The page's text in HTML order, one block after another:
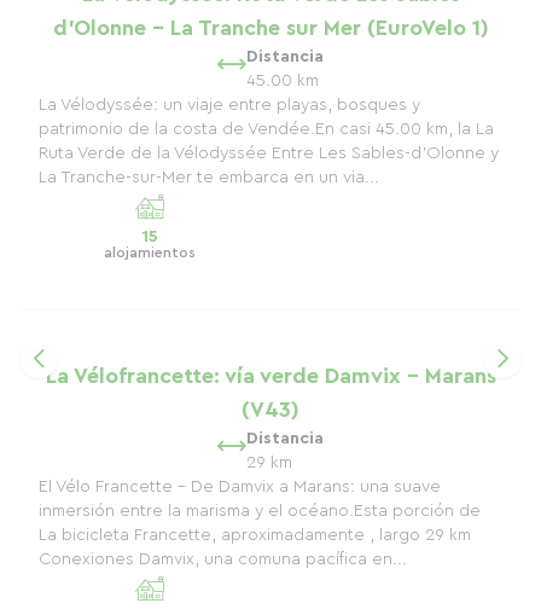
d'Olonne - La Tranche sur Mer (EuroVelo 1)
Distancia
45.00 km
La Vélodyssée: un viaje entre playas, bosques y
patrimonio de la costa de Vendée.En casi 45.00 km, la La
Ruta Verde de la Vélodyssée Entre Les Sables-d'Olonne y
La Tranche-sur-Mer te embarca en un via...
15
alojamientos
La Vélofrancette: vía verde Damvix - Marans
(V43)
Distancia
29 km
El Vélo Francette – De Damvix a Marans: una suave
inmersión entre la marisma y el océano.Esta porción de
La bicicleta Francette, aproximadamente , largo 29 km
Conexiones Damvix, una comuna pacífica en...